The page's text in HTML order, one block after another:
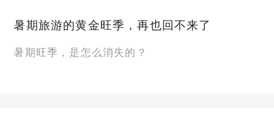
暑期旅游的黄金旺季，再也回不来了
暑期旺季，是怎么消失的？